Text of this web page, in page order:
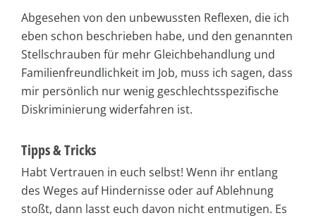
Abgesehen von den unbewussten Reflexen, die ich
eben schon beschrieben habe, und den genannten
Stellschrauben für mehr Gleichbehandlung und
Familienfreundlichkeit im Job, muss ich sagen, dass
mir persönlich nur wenig geschlechtsspezifische
Diskriminierung widerfahren ist.
Tipps & Tricks
Habt Vertrauen in euch selbst! Wenn ihr entlang
des Weges auf Hindernisse oder auf Ablehnung
stoßt, dann lasst euch davon nicht entmutigen. Es